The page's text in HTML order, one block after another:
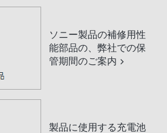
ソニー製品の補修用性
能部品の、弊社での保
管期間のご案内
製品に使用する充電池